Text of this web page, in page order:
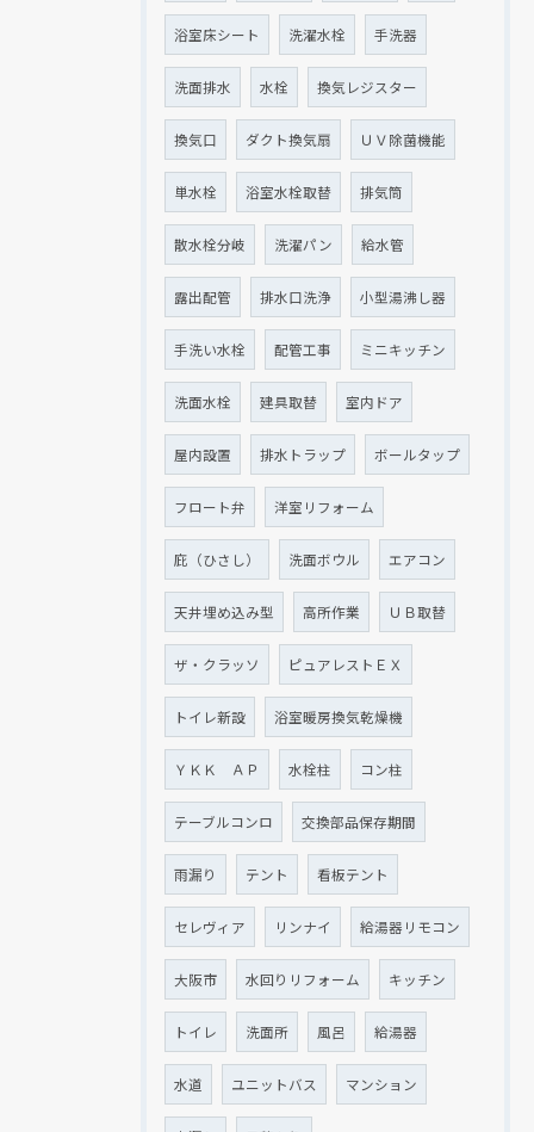
浴室床シート 洗濯水栓 手洗器
洗面排水 水栓 換気レジスター
換気口 ダクト換気扇 ＵＶ除菌機能
単水栓 浴室水栓取替 排気筒
散水栓分岐 洗濯パン 給水管
露出配管 排水口洗浄 小型湯沸し器
手洗い水栓 配管工事 ミニキッチン
洗面水栓 建具取替 室内ドア
屋内設置 排水トラップ ボールタップ
フロート弁 洋室リフォーム
庇（ひさし） 洗面ボウル エアコン
天井埋め込み型 高所作業 ＵＢ取替
ザ・クラッソ ピュアレストＥＸ
トイレ新設 浴室暖房換気乾燥機
ＹＫＫ ＡＰ 水栓柱 コン柱
テーブルコンロ 交換部品保存期間
雨漏り テント 看板テント
セレヴィア リンナイ 給湯器リモコン
大阪市 水回りリフォーム キッチン
トイレ 洗面所 風呂 給湯器
水道 ユニットバス マンション